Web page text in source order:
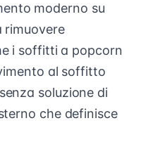
moderno su
rimuovere
i soffitti a popcorn
al soffitto
soluzione di
che definisce